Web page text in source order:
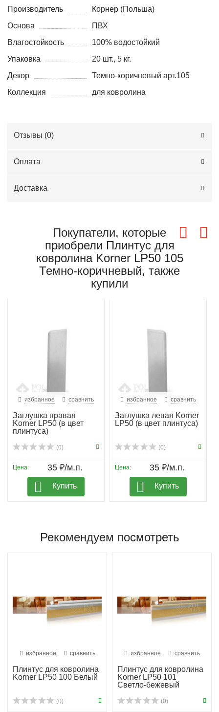
Производитель
Корнер (Польша)
Основа
ПВХ
Влагостойкость
100% водостойкий
Упаковка
20 шт., 5 кг.
Декор
Темно-коричневый арт.105
Коллекция
для ковролина
Отзывы (0)
Оплата
Доставка
Покупатели, которые
приобрели Плинтус для
ковролина Korner LP50 105
Темно-коричневый, также
купили
избранное сравнить
Заглушка правая
Korner LP50 (в цвет
плинтуса)
(0)
Цена: 35 ₽/м.п.
Купить
избранное сравнить
Заглушка левая Korner
LP50 (в цвет плинтуса)
(0)
Цена: 35 ₽/м.п.
Купить
Рекомендуем посмотреть
избранное сравнить
Плинтус для ковролина
Korner LP50 100 Белый
(0)
избранное сравнить
Плинтус для ковролина
Korner LP50 101
Светло-бежевый
(0)